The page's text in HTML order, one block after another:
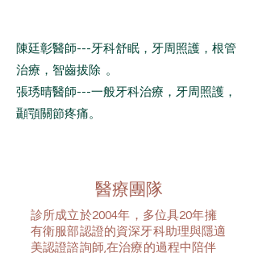
陳廷彰醫師---牙科舒眠，牙周照護，根管
治療，智齒拔除 。
​張琇晴醫師---一般牙科治療，牙周照護，
顳顎關節疼痛。
​醫療團隊
診所成立於2004年，多位具20年擁
有衛服部認證的資深牙科助理與隱適
美認證諮詢師,在治療的過程中陪伴